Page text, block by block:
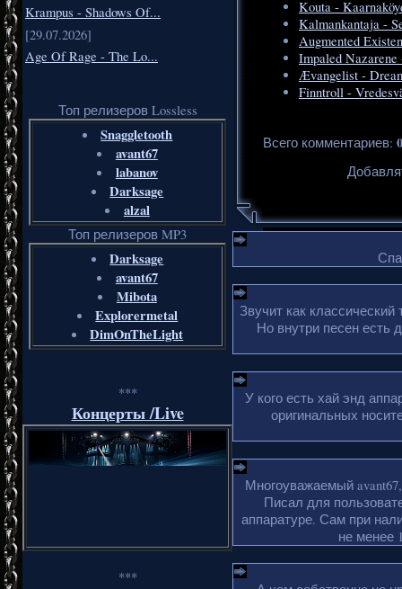
Krampus - Shadows Of...
[29.07.2026]
Age Of Rage - The Lo...
Топ релизеров Lossless
Snaggletooth
avant67
labanov
Darksage
alzal
Топ релизеров MP3
Darksage
avant67
Mibota
Explorermetal
DimOnTheLight
***
Концерты /Live
***
Kouta -
Kalmankantaja -
Augmented
Impaled
Ævangelist -
Finntroll -
Всего комментариев: 0
Звучит как
Но внутри песен есть
У кого есть хай энд
оригинальных
Многоуважаемый
Писал для
аппаратуре. Сам при
не менее